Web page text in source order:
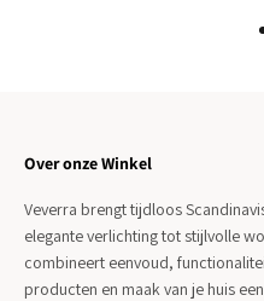
Over onze Winkel
Veverra brengt tijdloos
elegante verlichting tot stijlvolle
combineert eenvoud,
producten en maak van je huis